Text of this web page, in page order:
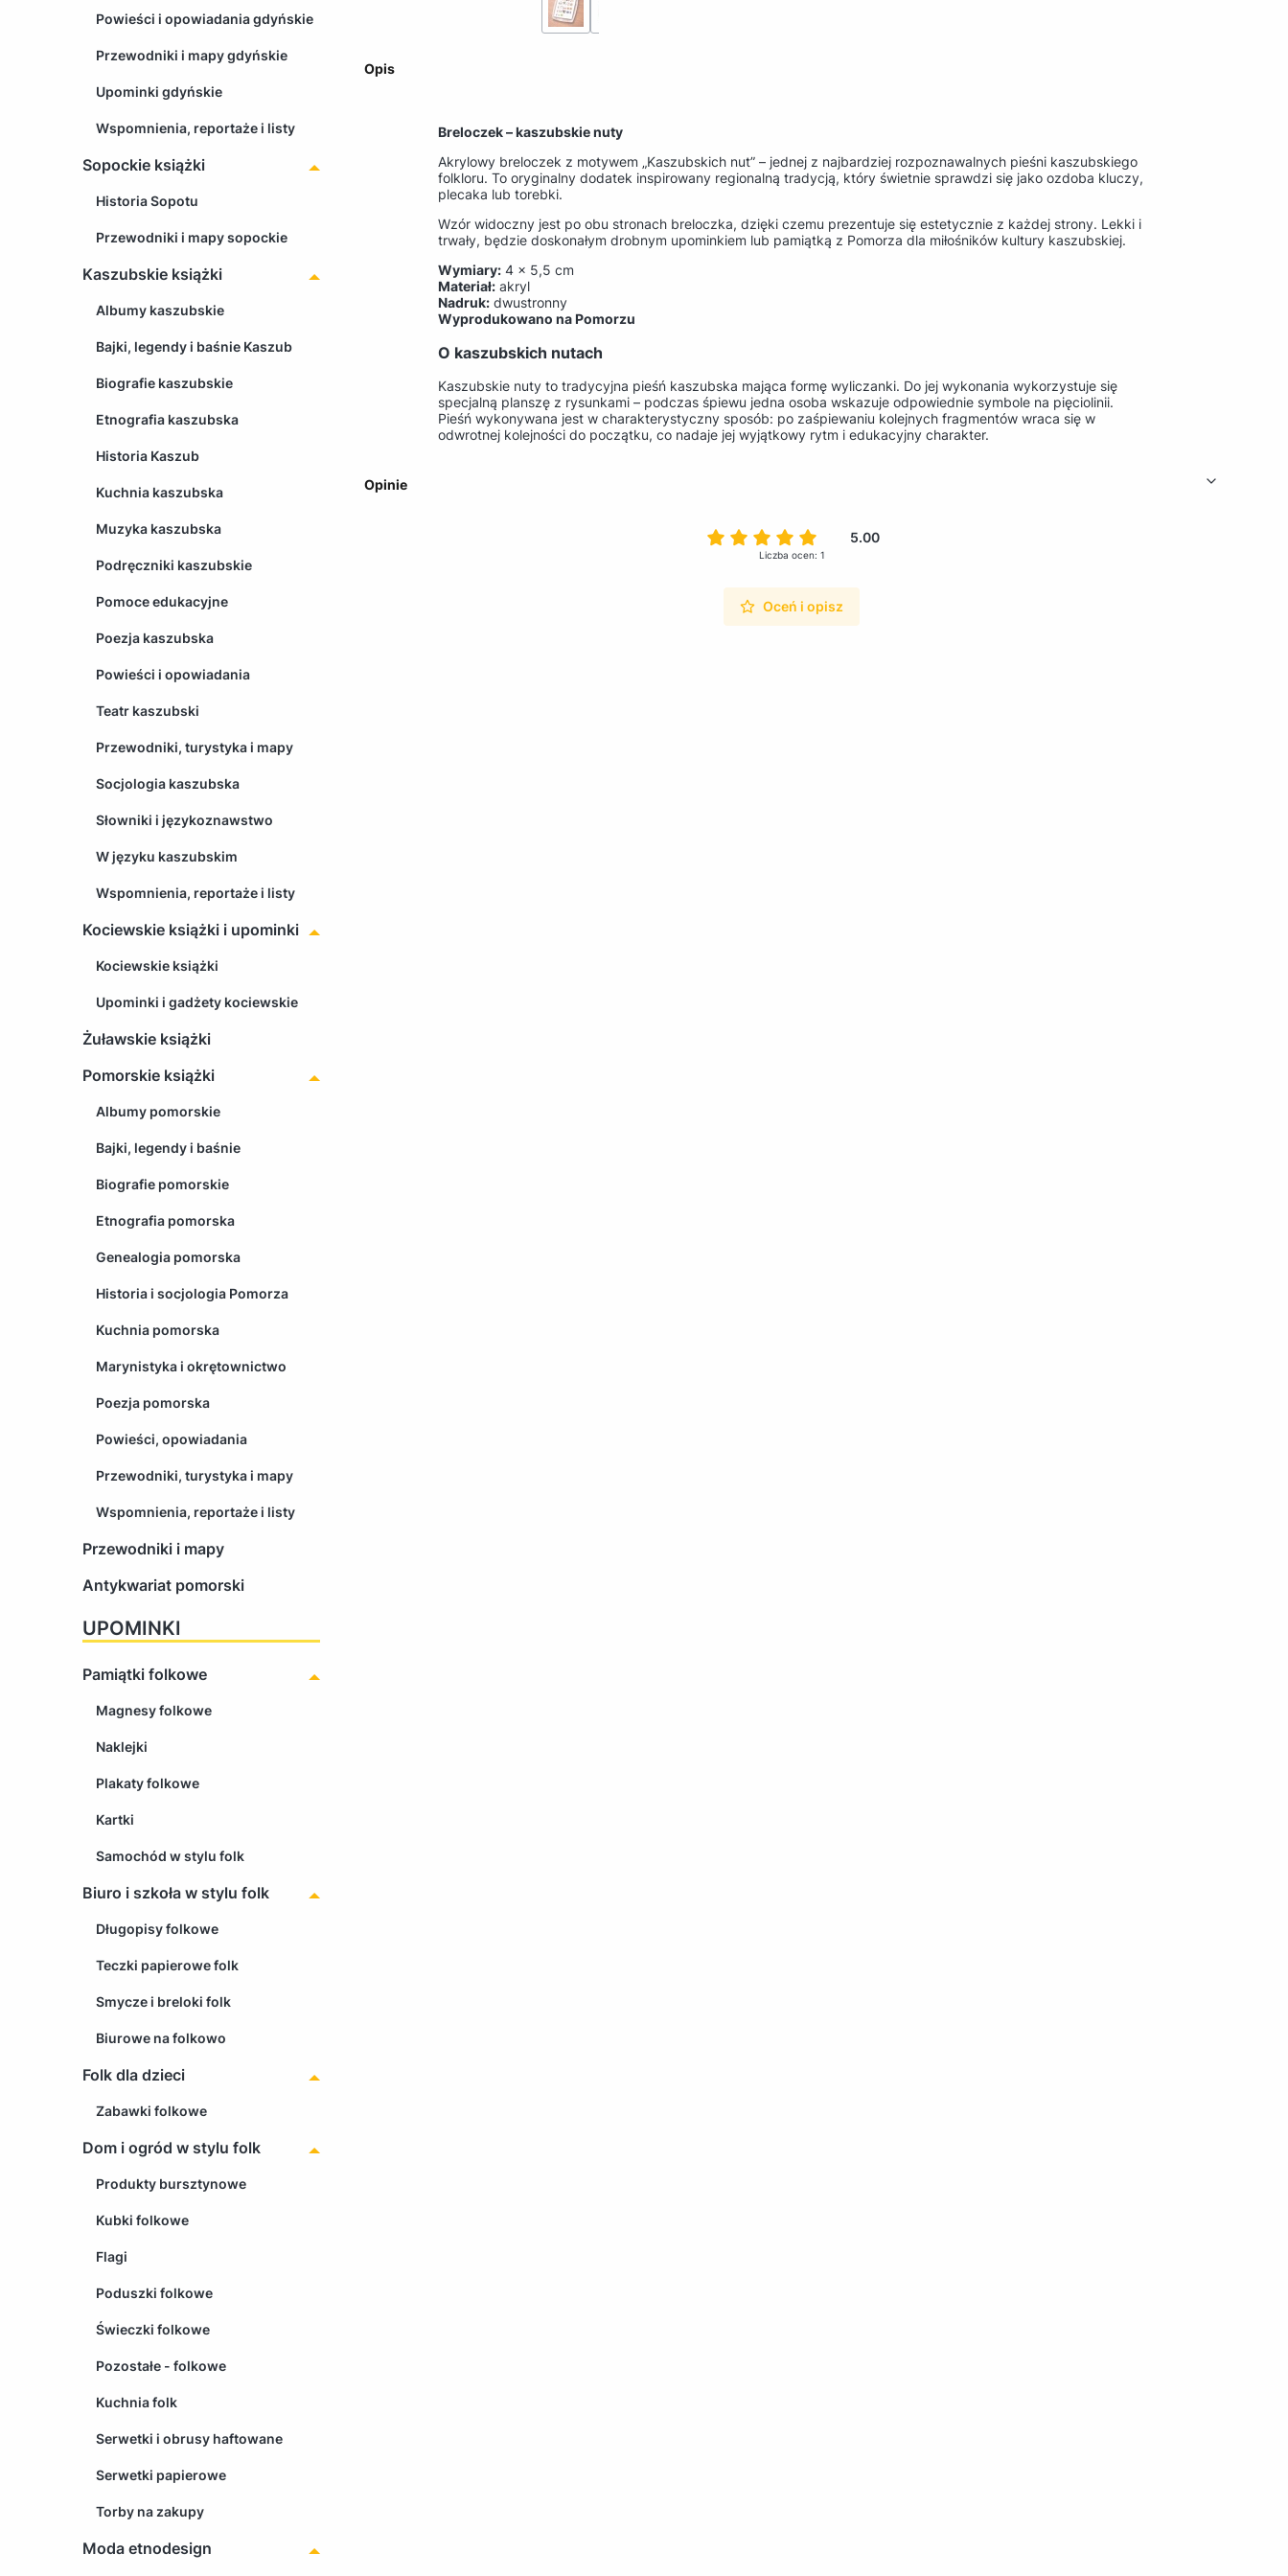
Powieści i opowiadania gdyńskie
Przewodniki i mapy gdyńskie
Upominki gdyńskie
Wspomnienia, reportaże i listy
Sopockie książki
Historia Sopotu
Przewodniki i mapy sopockie
Kaszubskie książki
Albumy kaszubskie
Bajki, legendy i baśnie Kaszub
Biografie kaszubskie
Etnografia kaszubska
Historia Kaszub
Kuchnia kaszubska
Muzyka kaszubska
Podręczniki kaszubskie
Pomoce edukacyjne
Poezja kaszubska
Powieści i opowiadania
Teatr kaszubski
Przewodniki, turystyka i mapy
Socjologia kaszubska
Słowniki i językoznawstwo
W języku kaszubskim
Wspomnienia, reportaże i listy
Kociewskie książki i upominki
Kociewskie książki
Upominki i gadżety kociewskie
Żuławskie książki
Pomorskie książki
Albumy pomorskie
Bajki, legendy i baśnie
Biografie pomorskie
Etnografia pomorska
Genealogia pomorska
Historia i socjologia Pomorza
Kuchnia pomorska
Marynistyka i okrętownictwo
Poezja pomorska
Powieści, opowiadania
Przewodniki, turystyka i mapy
Wspomnienia, reportaże i listy
Przewodniki i mapy
Antykwariat pomorski
UPOMINKI
Pamiątki folkowe
Magnesy folkowe
Naklejki
Plakaty folkowe
Kartki
Samochód w stylu folk
Biuro i szkoła w stylu folk
Długopisy folkowe
Teczki papierowe folk
Smycze i breloki folk
Biurowe na folkowo
Folk dla dzieci
Zabawki folkowe
Dom i ogród w stylu folk
Produkty bursztynowe
Kubki folkowe
Flagi
Poduszki folkowe
Świeczki folkowe
Pozostałe - folkowe
Kuchnia folk
Serwetki i obrusy haftowane
Serwetki papierowe
Torby na zakupy
Moda etnodesign
Opis
Breloczek – kaszubskie nuty
Akrylowy breloczek z motywem „Kaszubskich nut” – jednej z najbardziej rozpoznawalnych pieśni kaszubskiego
folkloru. To oryginalny dodatek inspirowany regionalną tradycją, który świetnie sprawdzi się jako ozdoba kluczy,
plecaka lub torebki.
Wzór widoczny jest po obu stronach breloczka, dzięki czemu prezentuje się estetycznie z każdej strony. Lekki i
trwały, będzie doskonałym drobnym upominkiem lub pamiątką z Pomorza dla miłośników kultury kaszubskiej.
Wymiary: 4 × 5,5 cm
Materiał: akryl
Nadruk: dwustronny
Wyprodukowano na Pomorzu
O kaszubskich nutach
Kaszubskie nuty to tradycyjna pieśń kaszubska mająca formę wyliczanki. Do jej wykonania wykorzystuje się
specjalną planszę z rysunkami – podczas śpiewu jedna osoba wskazuje odpowiednie symbole na pięciolinii.
Pieśń wykonywana jest w charakterystyczny sposób: po zaśpiewaniu kolejnych fragmentów wraca się w
odwrotnej kolejności do początku, co nadaje jej wyjątkowy rytm i edukacyjny charakter.
Opinie
5.00
Liczba ocen: 1
Oceń i opisz